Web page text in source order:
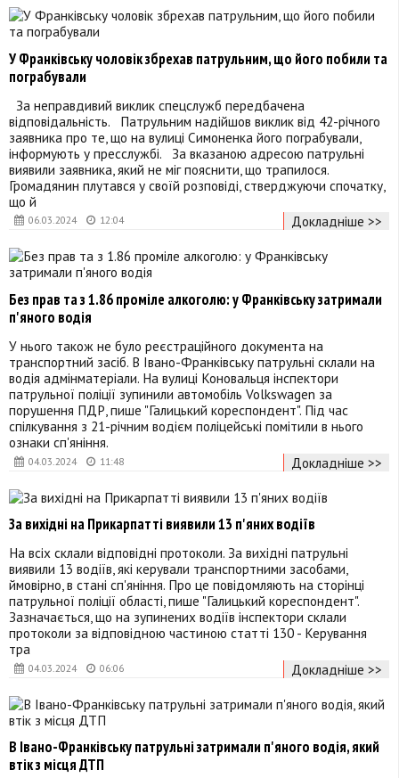
06.03.2024 12:04
У Франківську чоловік збрехав патрульним, що його побили та
пограбували
За неправдивий виклик спецслужб передбачена
відповідальність. Патрульним надійшов виклик від 42-річного
заявника про те, що на вулиці Симоненка його пограбували,
інформують у пресслужбі. За вказаною адресою патрульні
виявили заявника, який не міг пояснити, що трапилося.
Громадянин плутався у своїй розповіді, стверджуючи спочатку,
що й
Докладніше >>
04.03.2024 11:48
Без прав та з 1.86 проміле алкоголю: у Франківську затримали
п'яного водія
У нього також не було реєстраційного документа на
транспортний засіб. В Івано-Франківську патрульні склали на
водія адмінматеріали. На вулиці Коновальця інспектори
патрульної поліції зупинили автомобіль Volkswagen за
порушення ПДР, пише "Галицький кореспондент". Під час
спілкування з 21-річним водієм поліцейські помітили в нього
ознаки сп'яніння.
Докладніше >>
04.03.2024 06:06
За вихідні на Прикарпатті виявили 13 п'яних водіїв
На всіх склали відповідні протоколи. За вихідні патрульні
виявили 13 водіїв, які керували транспортними засобами,
ймовірно, в стані сп'яніння. Про це повідомляють на сторінці
патрульної поліції області, пише "Галицький кореспондент".
Зазначається, що на зупинених водіїв інспектори склали
протоколи за відповідною частиною статті 130 - Керування
тра
Докладніше >>
В Івано-Франківську патрульні затримали п'яного водія, який
втік з місця ДТП